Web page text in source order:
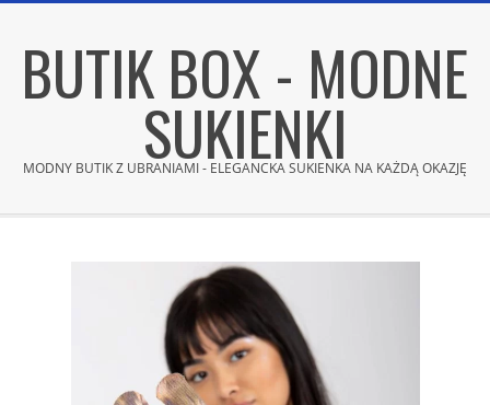
contentBUTIK BOX - MODNE
SUKIENKI
MODNY BUTIK Z UBRANIAMI - ELEGANCKA SUKIENKA NA KAŻDĄ OKAZJĘ